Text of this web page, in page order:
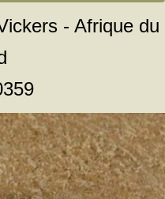
- Afrique du